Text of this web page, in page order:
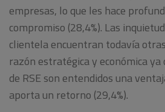
empresas, lo que les hace
compromiso (28,4%). Las
clientela encuentran todavía
razón estratégica y económica
de RSE son entendidos una
aporta un retorno (29,4%).